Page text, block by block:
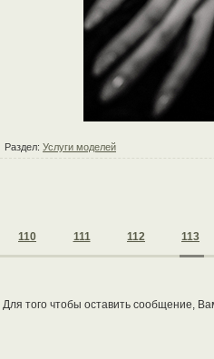
Раздел: Услуги моделей
110 111 112 113
Для того чтобы оставить сообщение,